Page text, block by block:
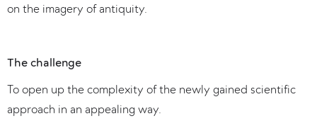
on the imagery of antiquity.
The challenge
To open up the complexity of the newly gained scientific
approach in an appealing way.